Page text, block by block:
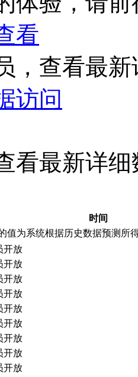
看
，查看最
访问
看最新详细
时间
值为系统根据历史数据预测所
开放
开放
开放
开放
开放
开放
开放
开放
开放